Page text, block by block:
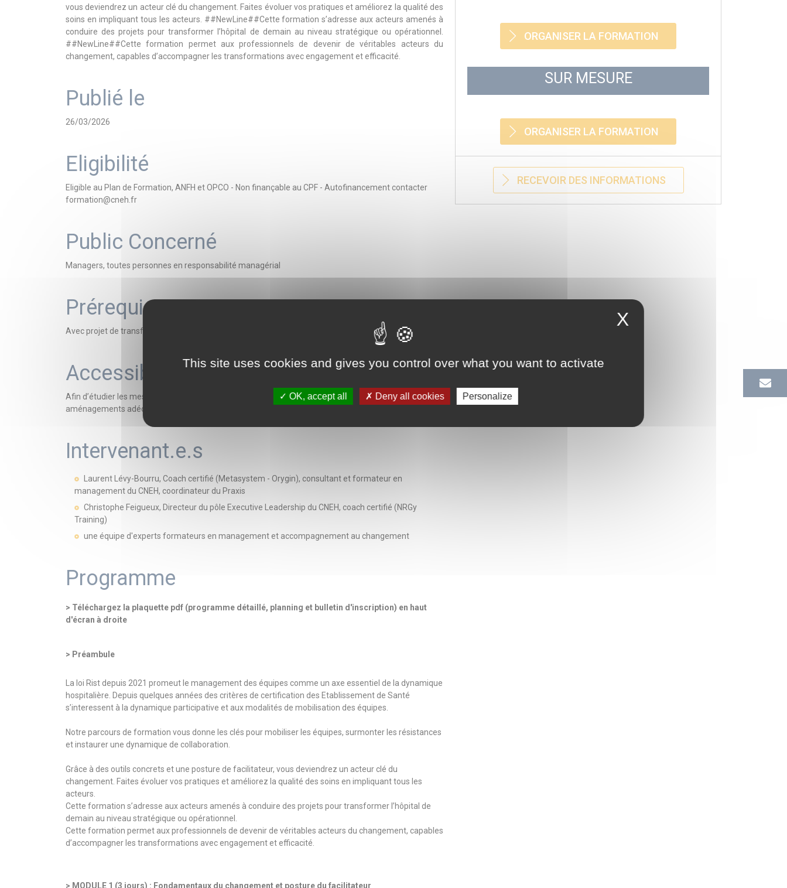
vous deviendrez un acteur clé du changement. Faites évoluer vos pratiques et améliorez la qualité des
soins en impliquant tous les acteurs. ##NewLine##Cette formation s’adresse aux acteurs amenés à
conduire des projets pour transformer l’hôpital de demain au niveau stratégique ou opérationnel.
##NewLine##Cette formation permet aux professionnels de devenir de véritables acteurs du
changement, capables d’accompagner les transformations avec engagement et efficacité.
Publié le
26/03/2026
Eligibilité
Eligible au Plan de Formation, ANFH et OPCO - Non finançable au CPF - Autofinancement contacter
formation@cneh.fr
Public Concerné
Managers, toutes personnes en responsabilité managérial
Prérequis
Avec projet de transformation en cours ou à venir
Accessibilité
Afin d’étudier les mesures nécessaires à mettre en œuvre : adaptations pédagogiques et
aménagements adéquats, contactez notre Référente Handicap/PSH : sylvie.liot@cneh.fr
Intervenant.e.s
Laurent Lévy-Bourru, Coach certifié (Metasystem - Orygin), consultant et formateur en
management du CNEH, coordinateur du Praxis
Christophe Feigueux, Directeur du pôle Executive Leadership du CNEH, coach certifié (NRGy
Training)
une équipe d'experts formateurs en management et accompagnement au changement
Programme
> Téléchargez la plaquette pdf (programme détaillé, planning et bulletin d'inscription) en haut
d'écran à droite
> Préambule
La loi Rist depuis 2021 promeut le management des équipes comme un axe essentiel de la dynamique
hospitalière. Depuis quelques années des critères de certification des Etablissement de Santé
s’interessent à la dynamique participative et aux modalités de mobilisation des équipes.
Notre parcours de formation vous donne les clés pour mobiliser les équipes, surmonter les résistances
et instaurer une dynamique de collaboration.
Grâce à des outils concrets et une posture de facilitateur, vous deviendrez un acteur clé du
changement. Faites évoluer vos pratiques et améliorez la qualité des soins en impliquant tous les
acteurs.
Cette formation s’adresse aux acteurs amenés à conduire des projets pour transformer l’hôpital de
demain au niveau stratégique ou opérationnel.
Cette formation permet aux professionnels de devenir de véritables acteurs du changement, capables
d’accompagner les transformations avec engagement et efficacité.
> MODULE 1 (3 jours) : Fondamentaux du changement et posture du facilitateur
ORGANISER LA FORMATION
SUR MESURE
ORGANISER LA FORMATION
RECEVOIR DES INFORMATIONS
X
This site uses cookies and gives you control over what you want to activate
OK, accept all Deny all cookies Personalize